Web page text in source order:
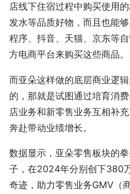
店线下住宿过程中购买使用
发水等品质好物，而且也能
程序、抖音、天猫、京东等
方电商平台来购买这些商品。
而亚朵这样做的底层商业逻
的，那就是试图通过培育消
店业务和新零售业务互相补
奔赴带动业绩增长。
数据显示，亚朵零售板块的
子，在2024年分别创下380
奇迹，助力零售业务GMV（